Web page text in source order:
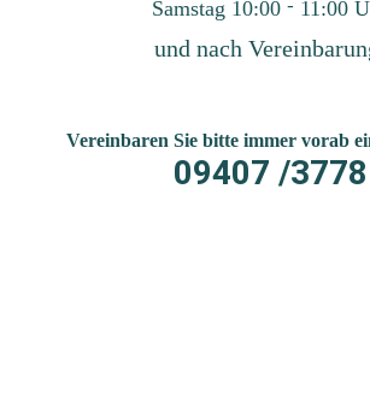
und nach
Vereinbaren Sie bitte immer vorab
09407 /3778